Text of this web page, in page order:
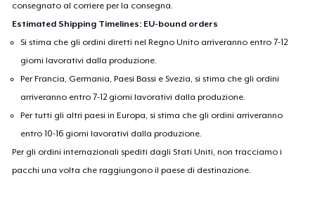
consegnato al corriere per la consegna.
Estimated Shipping Timelines: EU-bound orders
Si stima che gli ordini diretti nel Regno Unito arriveranno entro 7-12
giorni lavorativi dalla produzione.
Per Francia, Germania, Paesi Bassi e Svezia, si stima che gli ordini
arriveranno entro 7-12 giorni lavorativi dalla produzione.
Per tutti gli altri paesi in Europa, si stima che gli ordini arriveranno
entro 10-16 giorni lavorativi dalla produzione.
Per gli ordini internazionali spediti dagli Stati Uniti, non tracciamo i
pacchi una volta che raggiungono il paese di destinazione.